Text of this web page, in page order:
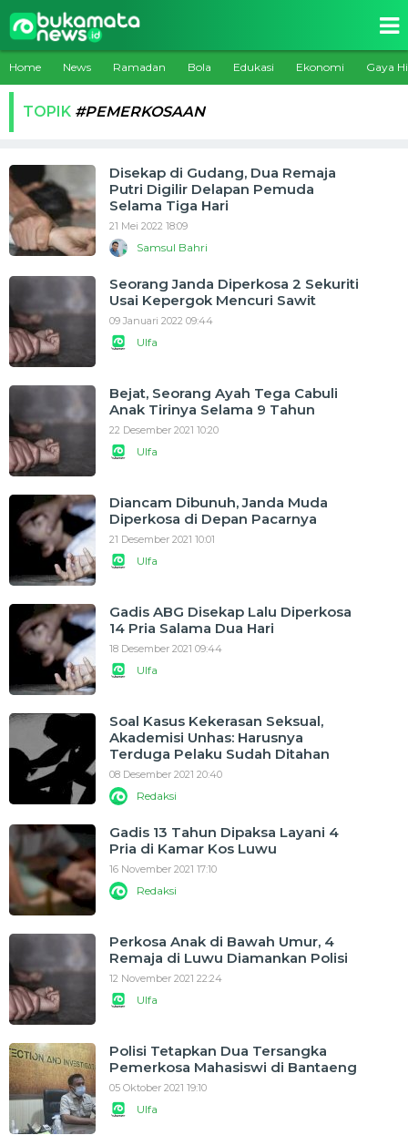
Home News Ramadan Bola Edukasi Ekonomi Gaya
TOPIK #PEMERKOSAAN
Disekap di Gudang, Dua Remaja
Putri Digilir Delapan Pemuda
Selama Tiga Hari
21 Mei 2022 18:09
Samsul Bahri
Seorang Janda Diperkosa 2 Sekuriti
Usai Kepergok Mencuri Sawit
09 Januari 2022 09:44
Ulfa
Bejat, Seorang Ayah Tega Cabuli
Anak Tirinya Selama 9 Tahun
22 Desember 2021 10:20
Ulfa
Diancam Dibunuh, Janda Muda
Diperkosa di Depan Pacarnya
21 Desember 2021 10:01
Ulfa
Gadis ABG Disekap Lalu Diperkosa
14 Pria Salama Dua Hari
18 Desember 2021 09:44
Ulfa
Soal Kasus Kekerasan Seksual,
Akademisi Unhas: Harusnya
Terduga Pelaku Sudah Ditahan
08 Desember 2021 20:40
Redaksi
Gadis 13 Tahun Dipaksa Layani 4
Pria di Kamar Kos Luwu
16 November 2021 17:10
Redaksi
Perkosa Anak di Bawah Umur, 4
Remaja di Luwu Diamankan Polisi
12 November 2021 22:24
Ulfa
Polisi Tetapkan Dua Tersangka
Pemerkosa Mahasiswi di Bantaeng
05 Oktober 2021 19:10
Ulfa